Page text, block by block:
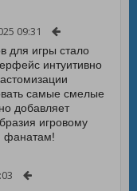
09:31
для игры стало
интуитивно
самые смелые
добавляет
игровому
фанатам!